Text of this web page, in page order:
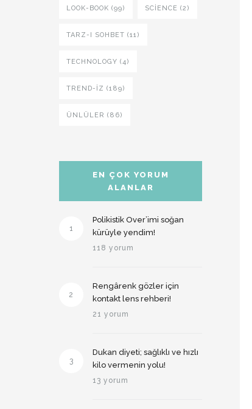
LOOK-BOOK (99) SCIENCE (2)
TARZ-I SOHBET (11)
TECHNOLOGY (4)
TREND-IZ (189)
ÜNLÜLER (86)
EN ÇOK YORUM
ALANLAR
1
Polikistik Over’imi soğan
kürüyle yendim!
118 yorum
2
Rengârenk gözler için
kontakt lens rehberi!
21 yorum
3
Dukan diyeti; sağlıklı ve hızlı
kilo vermenin yolu!
13 yorum